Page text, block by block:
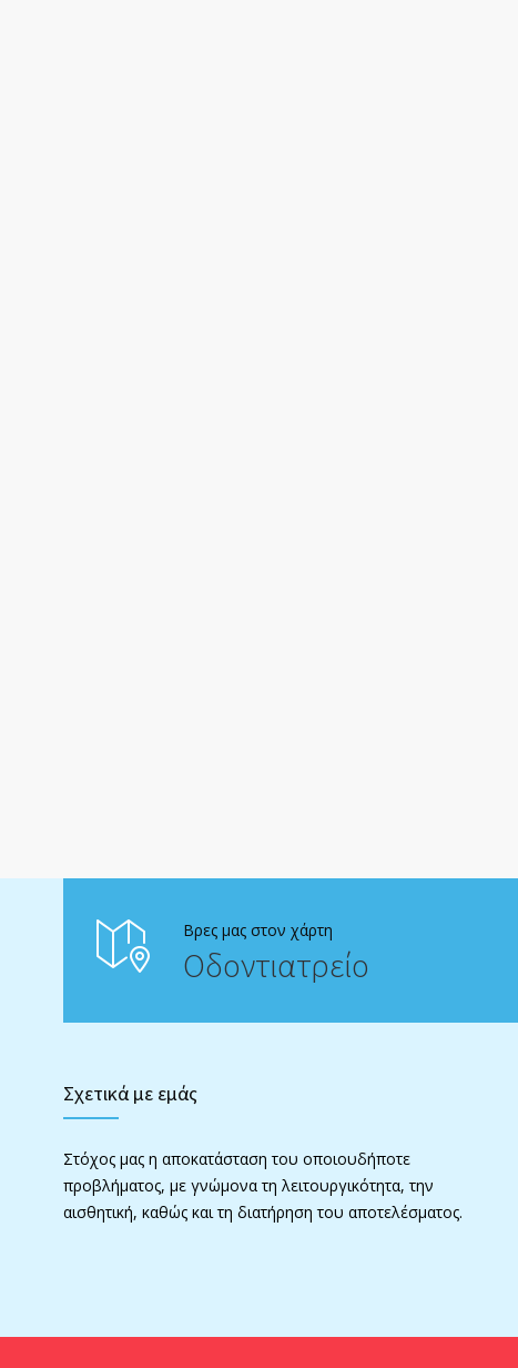
Βρες μας στον χάρτη
Οδοντιατρείο
Σχετικά με εμάς
Στόχος μας η αποκατάσταση του οποιουδήποτε
προβλήματος, με γνώμονα τη λειτουργικότητα, την
αισθητική, καθώς και τη διατήρηση του αποτελέσματος.